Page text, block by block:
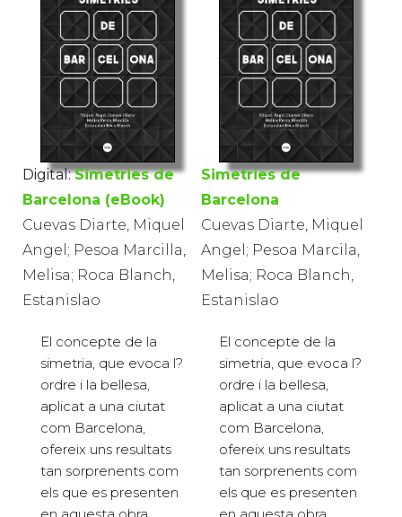
Digital: Simetries de
Barcelona (eBook)
Cuevas Diarte, Miquel
Angel; Pesoa Marcilla,
Melisa; Roca Blanch,
Estanislao
El concepte de la
simetria, que evoca l?
ordre i la bellesa,
aplicat a una ciutat
com Barcelona,
ofereix uns resultats
tan sorprenents com
els que es presenten
Simetries de
Barcelona
Cuevas Diarte, Miquel
Angel; Pesoa Marcila,
Melisa; Roca Blanch,
Estanislao
El concepte de la
simetria, que evoca l?
ordre i la bellesa,
aplicat a una ciutat
com Barcelona,
ofereix uns resultats
tan sorprenents com
els que es presenten